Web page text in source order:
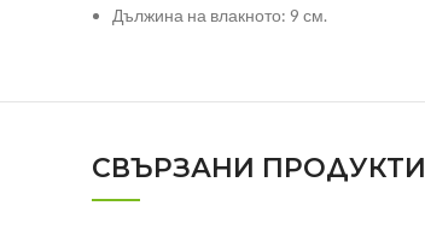
Дължина на влакното: 9 см.
СВЪРЗАНИ ПРОДУКТИ